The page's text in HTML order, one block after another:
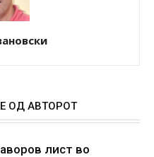
ОД АВТОРОТ
лист во